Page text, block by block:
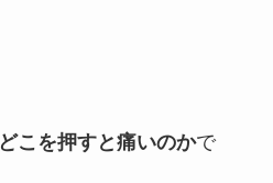
どこを押すと痛いのかで